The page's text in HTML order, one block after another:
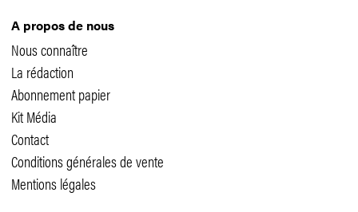
A propos de nous
Nous connaître
La rédaction
Abonnement papier
Kit Média
Contact
Conditions générales de vente
Mentions légales